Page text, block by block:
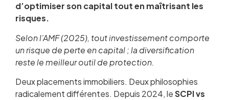
d’optimiser son capital tout en maîtrisant les
risques.
Selon l’AMF (2025), tout investissement comporte
un risque de perte en capital ; la diversification
reste le meilleur outil de protection.
Qu’est-ce que les SCPI ? La pierre-papier
accessible à tous
Deux placements immobiliers. Deux philosophies
radicalement différentes. Depuis 2024, leSCPI vs